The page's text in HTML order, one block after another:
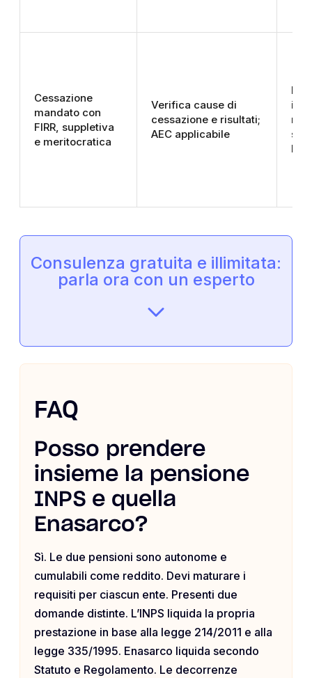
Cessazione
mandato con
FIRR, suppletiva
e meritocratica
Verifica cause di
cessazione e risultati;
AEC applicabile
non
la
Consulenza gratuita e illimitata:
parla ora con un esperto
FAQ
Posso prendere
insieme la pensione
INPS e quella
Enasarco?
Sì. Le due pensioni sono autonome e
cumulabili come reddito. Devi maturare i
requisiti per ciascun ente. Presenti due
domande distinte. L’INPS liquida la propria
prestazione in base alla legge 214/2011 e alla
legge 335/1995. Enasarco liquida secondo
Statuto e Regolamento. Le decorrenze